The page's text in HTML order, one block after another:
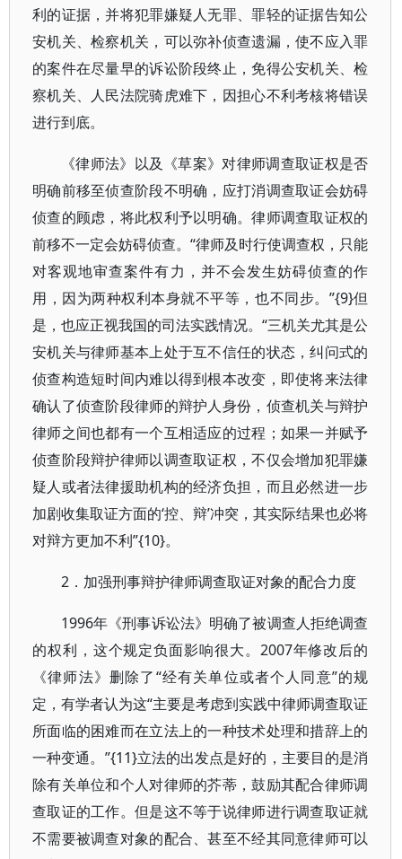
利的证据，并将犯罪嫌疑人无罪、罪轻的证据告知公
安机关、检察机关，可以弥补侦查遗漏，使不应入罪
的案件在尽量早的诉讼阶段终止，免得公安机关、检
察机关、人民法院骑虎难下，因担心不利考核将错误
进行到底。
《律师法》以及《草案》对律师调查取证权是否
明确前移至侦查阶段不明确，应打消调查取证会妨碍
侦查的顾虑，将此权利予以明确。律师调查取证权的
前移不一定会妨碍侦查。“律师及时行使调查权，只能
对客观地审查案件有力，并不会发生妨碍侦查的作
用，因为两种权利本身就不平等，也不同步。”{9}但
是，也应正视我国的司法实践情况。“三机关尤其是公
安机关与律师基本上处于互不信任的状态，纠问式的
侦查构造短时间内难以得到根本改变，即使将来法律
确认了侦查阶段律师的辩护人身份，侦查机关与辩护
律师之间也都有一个互相适应的过程；如果一并赋予
侦查阶段辩护律师以调查取证权，不仅会增加犯罪嫌
疑人或者法律援助机构的经济负担，而且必然进一步
加剧收集取证方面的‘控、辩’冲突，其实际结果也必将
对辩方更加不利”{10}。
2．加强刑事辩护律师调查取证对象的配合力度
1996年《刑事诉讼法》明确了被调查人拒绝调查
的权利，这个规定负面影响很大。2007年修改后的
《律师法》删除了“经有关单位或者个人同意”的规
定，有学者认为这“主要是考虑到实践中律师调查取证
所面临的困难而在立法上的一种技术处理和措辞上的
一种变通。”{11}立法的出发点是好的，主要目的是消
除有关单位和个人对律师的芥蒂，鼓励其配合律师调
查取证的工作。但是这不等于说律师进行调查取证就
不需要被调查对象的配合、甚至不经其同意律师可以